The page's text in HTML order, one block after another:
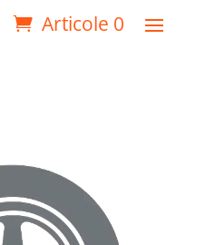
Articole 0